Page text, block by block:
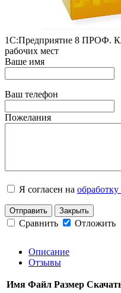
1С:Предприятие 8 ПРОФ.
рабочих мест
Ваше имя
Ваш телефон
Пожелания
Я согласен на
Отправить Закрыть
Сравнить Отложить
Описание
Отзывы
Имя Файл Размер